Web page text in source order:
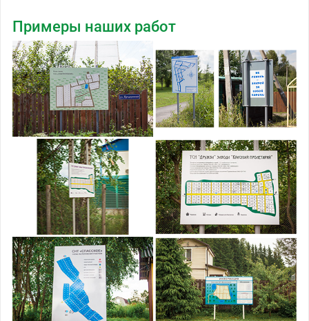
Примеры наших работ